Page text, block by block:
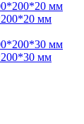
мм
мм